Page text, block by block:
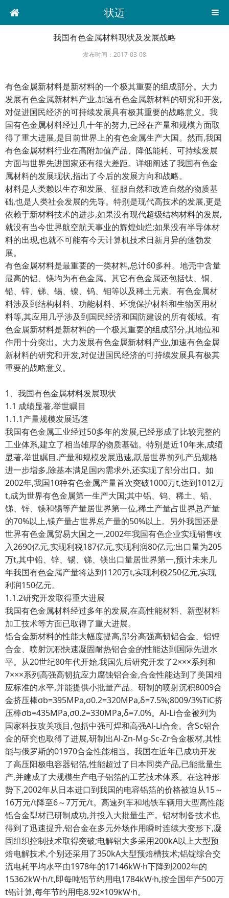
状迈
我国有色金属材料现状及发展战略
发布时间：2017-03-08
有色金属新材料是新材料的一个极其重要的组成部分。大力
发展有色金属新材料产业,加速有色金属新材料的研究和开发,
对促进国民经济的可持续发展具有极其重要的战略意义。我
国有色金属材料经过几十年的努力,已经在产量和规模方面取
得了重大进展,是目前世界上的有色金属生产大国。然而,我国
有色金属材料行业在高附加值产品、降低能耗、可持续发展
方面与世界先进国家还有很大差距。详细阐述了我国有色金
属材料的发展现状,指出了今后的发展方向和战略。
材料是人类赖以生存和发展、征服自然和改造自然的物质基
础,也是人类社会发展的先导。特别是现代高技术的发展,更是
依赖于新材料技术的进步,如果没有现代超级结构材料的发展,
就没有当今世界航空航天事业的辉煌灿烂;如果没有半导体材
料的出现,也就不可能有今天计算机技术日新月异的蓬勃发
展。
有色金属材料是最重要的一类材料,总计60多种。地壳中含量
最高的铝、镁均为有色金属。其它有色金属还包括钛、铜、
铅、锌、锑、锡、镍、钨、钼等以及稀土元素。有色金属材
料涉及到结构材料、功能材料、环境保护材料和生物医用材
料等,其应用几乎涉及到国民经济和国防建设的所有领域。有
色金属新材料是新材料的一个极其重要的组成部分,其地位和
作用十分突出。大力发展有色金属新材料产业,加速有色金属
新材料的研究和开发,对促进国民经济的可持续发展具有极其
重要的战略意义。
1、我国有色金属材料发展现状
1.1 成绩显著,举世瞩目
1.1.1产量规模发展迅速
我国有色金属工业经过50多年的发展,已经形成了比较完整的
工业体系,建立了相当雄厚的物质基础。特别是近10年来,成绩
显著,举世瞩目,产量和规模发展迅速,跃居世界前列,产品规格
进一步增多,除基本满足国内需求外,还实现了部分出口。如
2002年,我国10种有色金属产量首次突破1000万t,达到1012万
t,成为世界有色金属第一生产大国;其中铝、钨、稀土、铅、
锑、锌、镁和锡等产量居世界第一位,稀土产量占世界总产量
的70%以上,镁产量占世界总产量的50%以上。另外我国还是
世界有色金属贸易大国之一,2002年我国有色企业实现销售收
入2690亿元,实现利税187亿元,实现利润80亿元;出口量为205
万t,其中铅、锌、锡、锑、镁出口量居世界第一,预计未来几
年我国有色金属产量将达到1120万t,实现利税250亿元,实现
利润150亿元。
1.1.2研究开发取得重大进展
我国有色金属材料经过多年的发展,在高性能材料、新型材料
加工技术等方面已取得了重大进展。
铝合金新材料的性能大幅度提高,部分高强高韧铝合金、铝锂
合金、喷射沉积快速凝固耐热铝合金的性能达到国际先进水
平。从20世纪80年代开始,我国先后研究开发了2×××系列和
7×××系列高强高韧抗应力腐蚀铝合金,合金性能达到了美国相
应标准的水平,并能提供小批量产品。研制的喷射沉积8009合
金挤压棒σb=395MPa,σ0.2=320MPa,δ=7.5%;8009/3%TiC挤
压棒σb=435MPa,σ0.2=330MPa,δ=7.0%。Al-Li合金被列为
国家科技攻关项目,包括中强可焊和高强Al-Li合金。含Sc铝合
金的研究也取得了进展,研制出Al-Zn-Mg-Sc-Zr合金板材,其性
能与俄罗斯的01970合金性能相当。我国在近年已成功开发
了高压阳极电容器铝箔,性能超过了日本同类产品,已能批量生
产,并建成了大规模生产电子铝箔的工艺技术体系。在这种形
势下,2002年从日本进口到我国的电容铝箔的价格被迫从15～
16万元/t降至6～7万元/t。高速列车和地铁车辆用大型高性能
铝合金型材已研制成功,并投入大批量生产。铝材制备技术也
得到了迅速提升,铝合金在多元外场作用瞬时连续大变形下,凝
固组织控制技术取得突破;电解铝大多采用200kA以上大型预
焙电解技术,个别还采用了350kA大型预焙槽技术;铝锭综合交
流电耗平均水平由1978年的17146kW·h下降到2002年的
15362kW·h/t,即每吨铝节约用电1784kW·h,按全国年产500万
t铝计算,每年节约用电8.92×109kW·h。